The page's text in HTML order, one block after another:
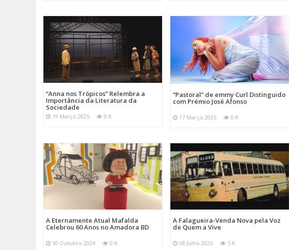
“Anna nos Trópicos” Relembra a
Importância da Literatura da
Sociedade
19 Março 2025 0 K
“Pastoral” de emmy Curl Distinguido
com Prémio José Afonso
17 Março 2025 0 K
A Eternamente Atual Mafalda
Celebrou 60 Anos no Amadora BD
30 Outubro 2024 0 K
A Falagueira-Venda Nova pela Voz
de Quem a Vive
08 Julho 2025 5 K